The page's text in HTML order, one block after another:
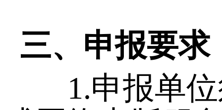
三、申报要求
1.申报单位